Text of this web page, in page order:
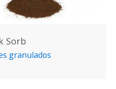
Sorb
granulados